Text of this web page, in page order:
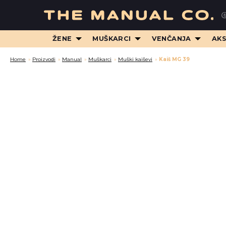
ŽENE MUŠKARCI VENČANJA
Home » Proizvodi » Manual » Muškarci » Muški kaiševi » Kaiš MG 39